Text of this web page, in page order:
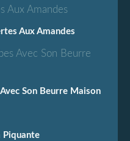
Aux Amandes
Son Beurre Maison
Piquante